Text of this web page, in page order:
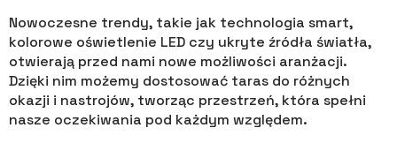
Nowoczesne trendy, takie jak technologia smart,
kolorowe oświetlenie LED czy ukryte źródła światła,
otwierają przed nami nowe możliwości aranżacji.
Dzięki nim możemy dostosować taras do różnych
okazji i nastrojów, tworząc przestrzeń, która spełni
nasze oczekiwania pod każdym względem.